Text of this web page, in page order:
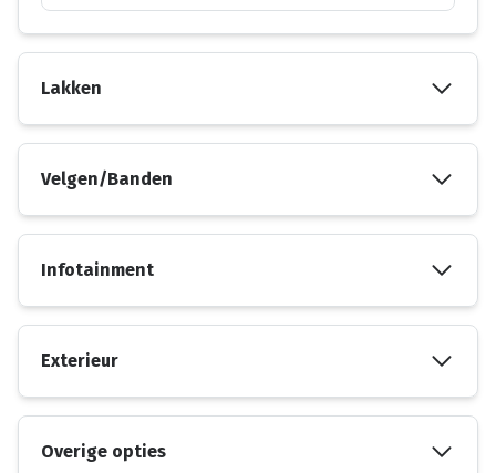
Lakken
Velgen/Banden
Infotainment
Exterieur
Overige opties